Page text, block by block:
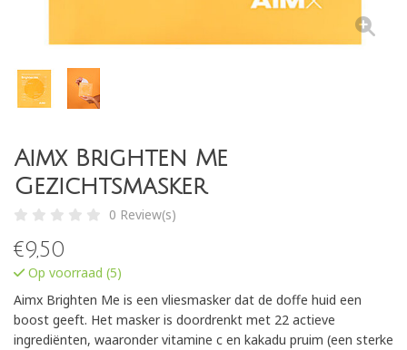
Aimx Brighten Me
Gezichtsmasker
0 Review(s)
€9,50
Op voorraad (5)
Aimx Brighten Me is een vliesmasker dat de doffe huid een
boost geeft. Het masker is doordrenkt met 22 actieve
ingrediënten, waaronder vitamine c en kakadu pruim (een sterke